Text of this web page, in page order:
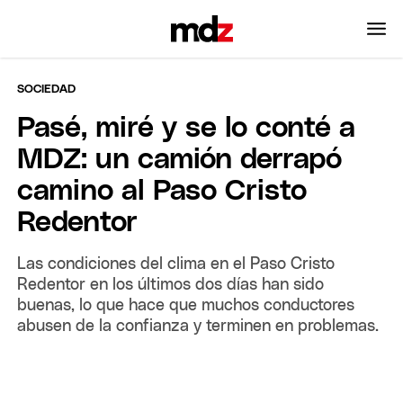
SOCIEDAD
Pasé, miré y se lo conté a
MDZ: un camión derrapó
camino al Paso Cristo
Redentor
Las condiciones del clima en el Paso Cristo
Redentor en los últimos dos días han sido
buenas, lo que hace que muchos conductores
abusen de la confianza y terminen en problemas.